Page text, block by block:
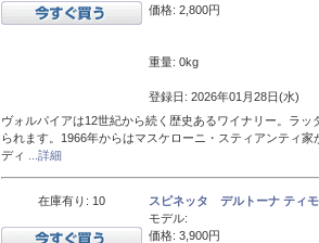
価格: 2,800円
重量: 0kg
登録日: 2026年01月28日(水)
ヴォルパイアは12世紀から続く歴史あるワイナリー。ラ
られます。1966年からはマスケローニ・スティアンティ
ディ
...詳細
在庫有り: 10
スピネッタ デルトーナ ティ
モデル:
価格: 3,900円